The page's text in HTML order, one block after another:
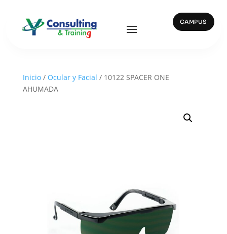
CAMPUS
Inicio/ Ocular y Facial / 10122 SPACER ONE
AHUMADA